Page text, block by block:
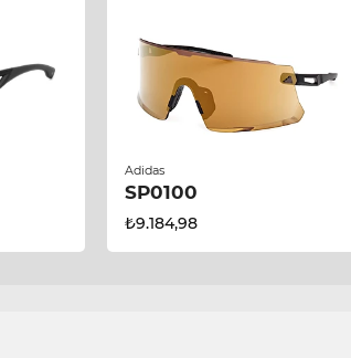
Adidas
SP0100
₺9.184,98